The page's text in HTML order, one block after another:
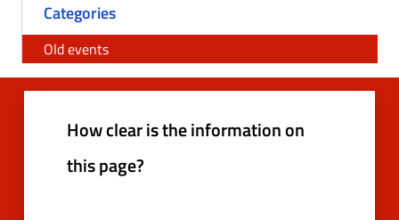
Categories
Old events
How clear is the information on
this page?